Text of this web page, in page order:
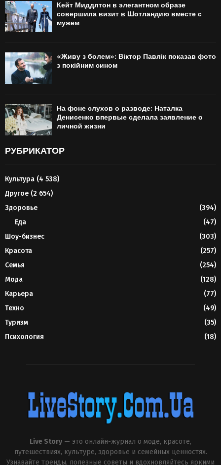
Кейт Миддлтон в элегантном образе
совершила визит в Шотландию вместе с
мужем
«Живу з болем»: Віктор Павлік показав фото
з покійним сином
На фоне слухов о разводе: Наталка
Денисенко впервые сделала заявление о
личной жизни
РУБРИКАТОР
Культура (4 538)
Другое (2 654)
Здоровье
(394)
Еда
(47)
Шоу-бизнес
(303)
Красота
(257)
Семья
(254)
Мода
(128)
Карьера
(77)
Техно
(49)
Туризм
(35)
Психология
(18)
Live Story — это онлайн-журнал о моде, красоте,
путешествиях, культуре, здоровье и семейных ценностях.
Узнавайте тренды, полезные советы и вдохновляйтесь яркими